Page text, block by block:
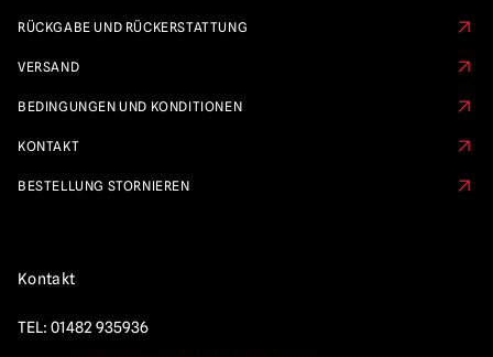
RÜCKGABE UND RÜCKERSTATTUNG
VERSAND
BEDINGUNGEN UND KONDITIONEN
KONTAKT
BESTELLUNG STORNIEREN
Kontakt
TEL: 01482 935936